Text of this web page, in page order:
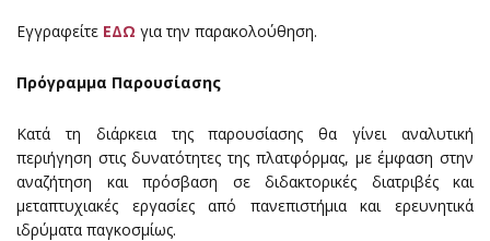
Εγγραφείτε ΕΔΩ για την παρακολούθηση.
Πρόγραμμα Παρουσίασης
Κατά τη διάρκεια της παρουσίασης θα γίνει αναλυτική
περιήγηση στις δυνατότητες της πλατφόρμας, με έμφαση στην
αναζήτηση και πρόσβαση σε διδακτορικές διατριβές και
μεταπτυχιακές εργασίες από πανεπιστήμια και ερευνητικά
ιδρύματα παγκοσμίως.